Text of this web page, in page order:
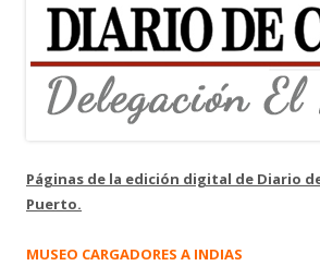
Páginas de la edición digital de Diario
Puerto.
MUSEO CARGADORES A INDIAS